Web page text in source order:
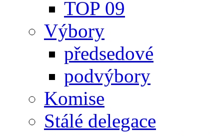
TOP 09
Výbory
předsedové
podvýbory
Komise
Stálé delegace